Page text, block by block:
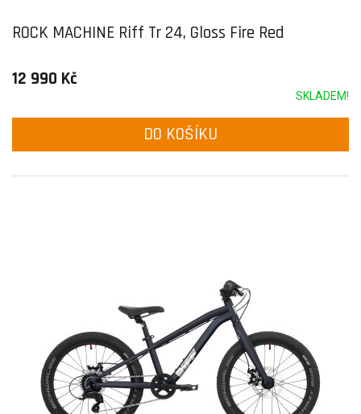
ROCK MACHINE Riff Tr 24, Gloss Fire Red
12 990 Kč
SKLADEM!
DO KOŠÍKU